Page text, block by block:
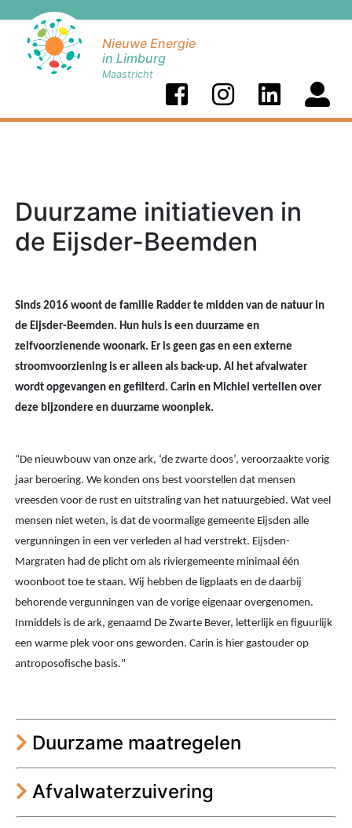
Nieuwe Energie
in Limburg
Maastricht
Duurzame initiatieven in
de Eijsder-Beemden
Sinds 2016 woont de familie Radder te midden van de natuur in
de Eijsder-Beemden. Hun huis is een duurzame en
zelfvoorzienende woonark. Er is geen gas en een externe
stroomvoorziening is er alleen als back-up. Al het afvalwater
wordt opgevangen en gefilterd. Carin en Michiel vertellen over
deze bijzondere en duurzame woonplek.
“De nieuwbouw van onze ark, ‘de zwarte doos’, veroorzaakte vorig
jaar beroering. We konden ons best voorstellen dat mensen
vreesden voor de rust en uitstraling van het natuurgebied. Wat veel
mensen niet weten, is dat de voormalige gemeente Eijsden alle
vergunningen in een ver verleden al had verstrekt. Eijsden-
Margraten had de plicht om als riviergemeente minimaal één
woonboot toe te staan. Wij hebben de ligplaats en de daarbij
behorende vergunningen van de vorige eigenaar overgenomen.
Inmiddels is de ark, genaamd De Zwarte Bever, letterlijk en figuurlijk
een warme plek voor ons geworden. Carin is hier gastouder op
antroposofische basis."
Duurzame maatregelen
Afvalwaterzuivering